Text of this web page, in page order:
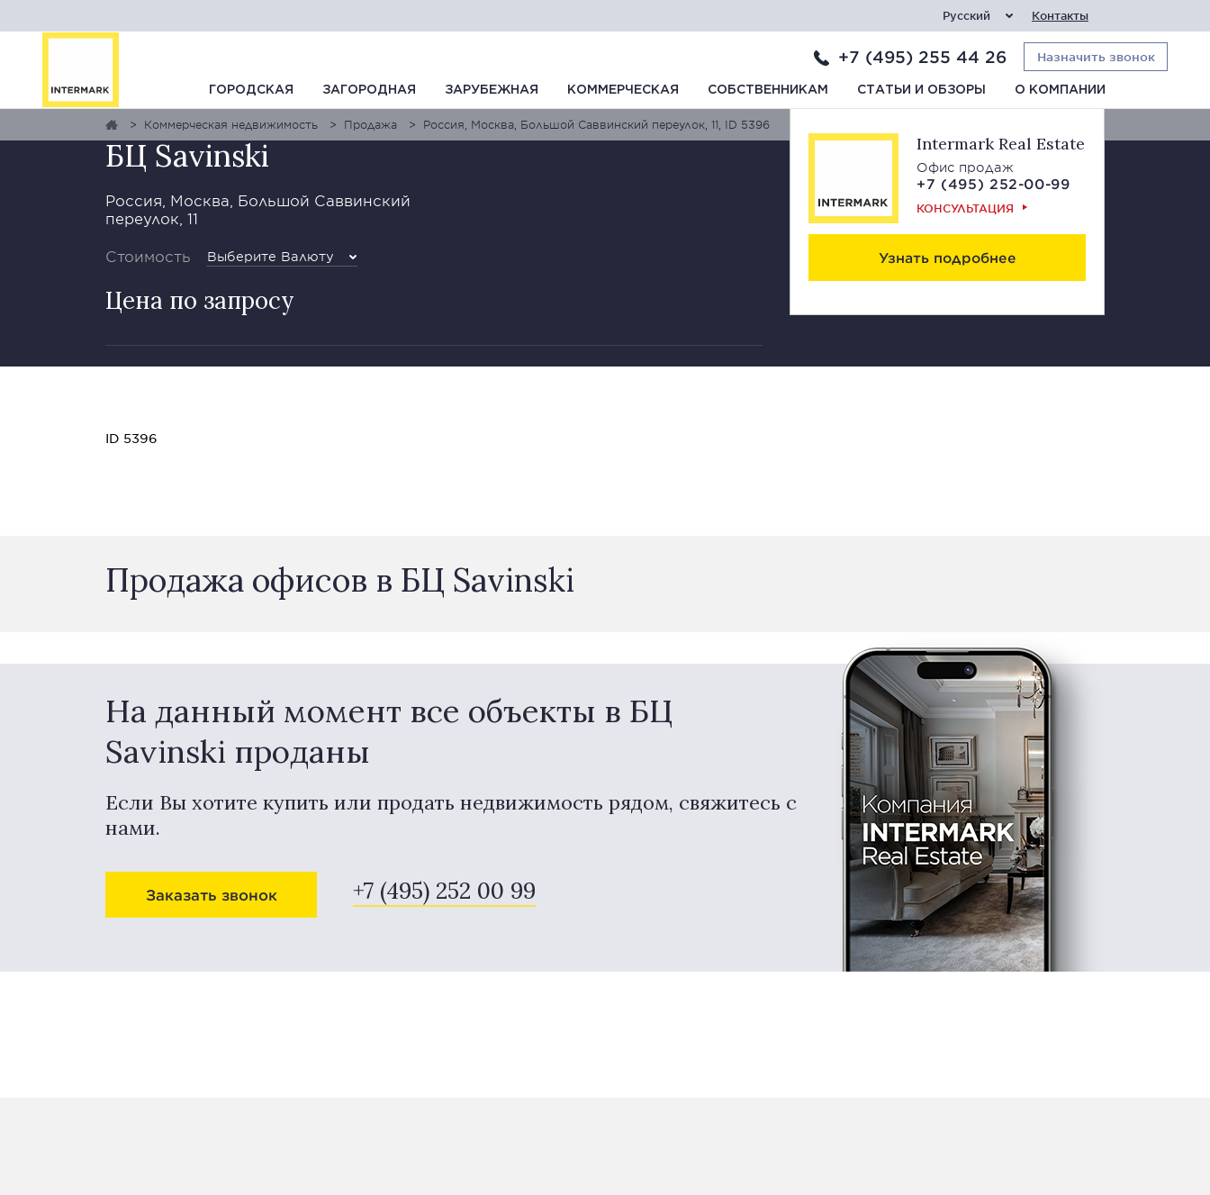
Русский Контакты
+7 (495) 255 44 26 Назначить звонок
ГОРОДСКАЯ ЗАГОРОДНАЯ ЗАРУБЕЖНАЯ КОММЕРЧЕСКАЯ СОБСТВЕННИКАМ СТАТЬИ И ОБЗОРЫ О КОМПАНИИ
Коммерческая недвижимость Продажа Россия, Москва, Большой Саввинский переулок, 11, ID 5396
БЦ Savinski
Россия, Москва, Большой Саввинский
переулок, 11
Стоимость Выберите Валюту
Цена по запросу
Свяжитесь с нами
Intermark Real Estate
Офис продаж
+7 (495) 252-00-99
КОНСУЛЬТАЦИЯ
Узнать подробнее
ID 5396
Продажа офисов в БЦ Savinski
На данный момент все объекты в БЦ
Savinski проданы
Если Вы хотите купить или продать недвижимость рядом, свяжитесь с
нами.
Заказать звонок +7 (495) 252 00 99